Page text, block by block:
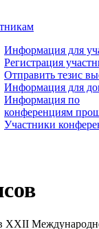
Информация для
Регистрация
Отправить тезис
Информация для
Информация по
конференциям
Участники
XХII